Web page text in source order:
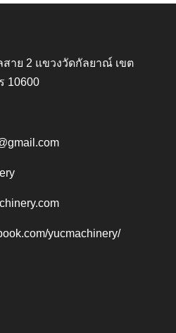
สาย 2 แขวงวัดกัลยาณ์ เขต
10600
yucmachinery/